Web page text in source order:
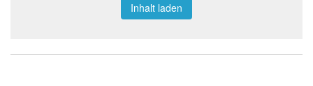
Inhalt laden